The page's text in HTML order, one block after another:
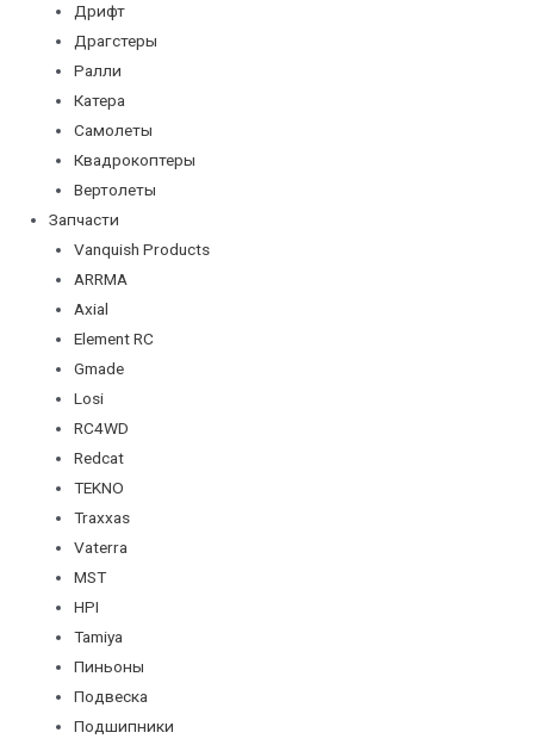
Дрифт
Драгстеры
Ралли
Катера
Самолеты
Квадрокоптеры
Вертолеты
Запчасти
Vanquish Products
ARRMA
Axial
Element RC
Gmade
Losi
RC4WD
Redcat
TEKNO
Traxxas
Vaterra
MST
HPI
Tamiya
Пиньоны
Подвеска
Подшипники